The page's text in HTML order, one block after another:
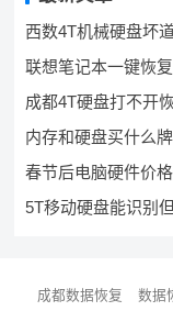
西数4T机械硬盘坏
联想笔记本一键恢
成都4T硬盘打不开
内存和硬盘买什么牌
春节后电脑硬件价
5T移动硬盘能识别
成都数据恢复 数据